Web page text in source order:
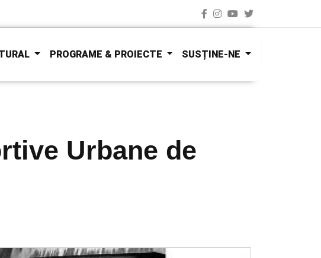
PROGRAME & PROIECTE SUSȚINE-NE
Urbane de